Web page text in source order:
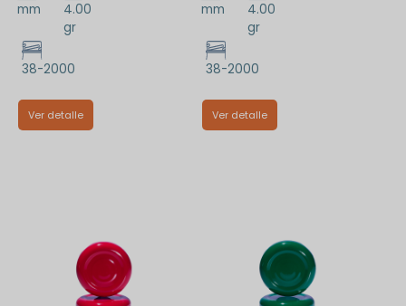
mm
4.00
gr
38-2000
Ver detalle
mm
4.00
gr
38-2000
Ver detalle